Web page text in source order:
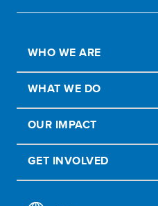
WHO WE ARE
WHAT WE DO
OUR IMPACT
GET INVOLVED